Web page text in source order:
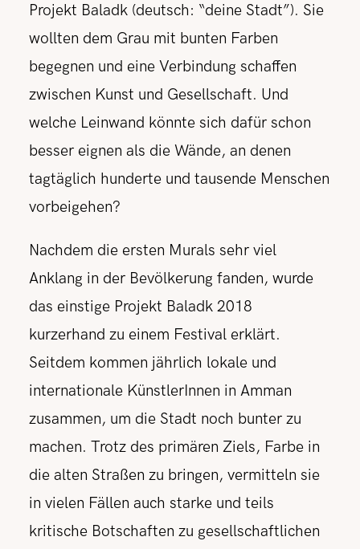
Projekt Baladk (deutsch: “deine Stadt”). Sie
wollten dem Grau mit bunten Farben
begegnen und eine Verbindung schaffen
zwischen Kunst und Gesellschaft. Und
welche Leinwand könnte sich dafür schon
besser eignen als die Wände, an denen
tagtäglich hunderte und tausende Menschen
vorbeigehen?
Nachdem die ersten Murals sehr viel
Anklang in der Bevölkerung fanden, wurde
das einstige Projekt Baladk 2018
kurzerhand zu einem Festival erklärt.
Seitdem kommen jährlich lokale und
internationale KünstlerInnen in Amman
zusammen, um die Stadt noch bunter zu
machen. Trotz des primären Ziels, Farbe in
die alten Straßen zu bringen, vermitteln sie
in vielen Fällen auch starke und teils
kritische Botschaften zu gesellschaftlichen